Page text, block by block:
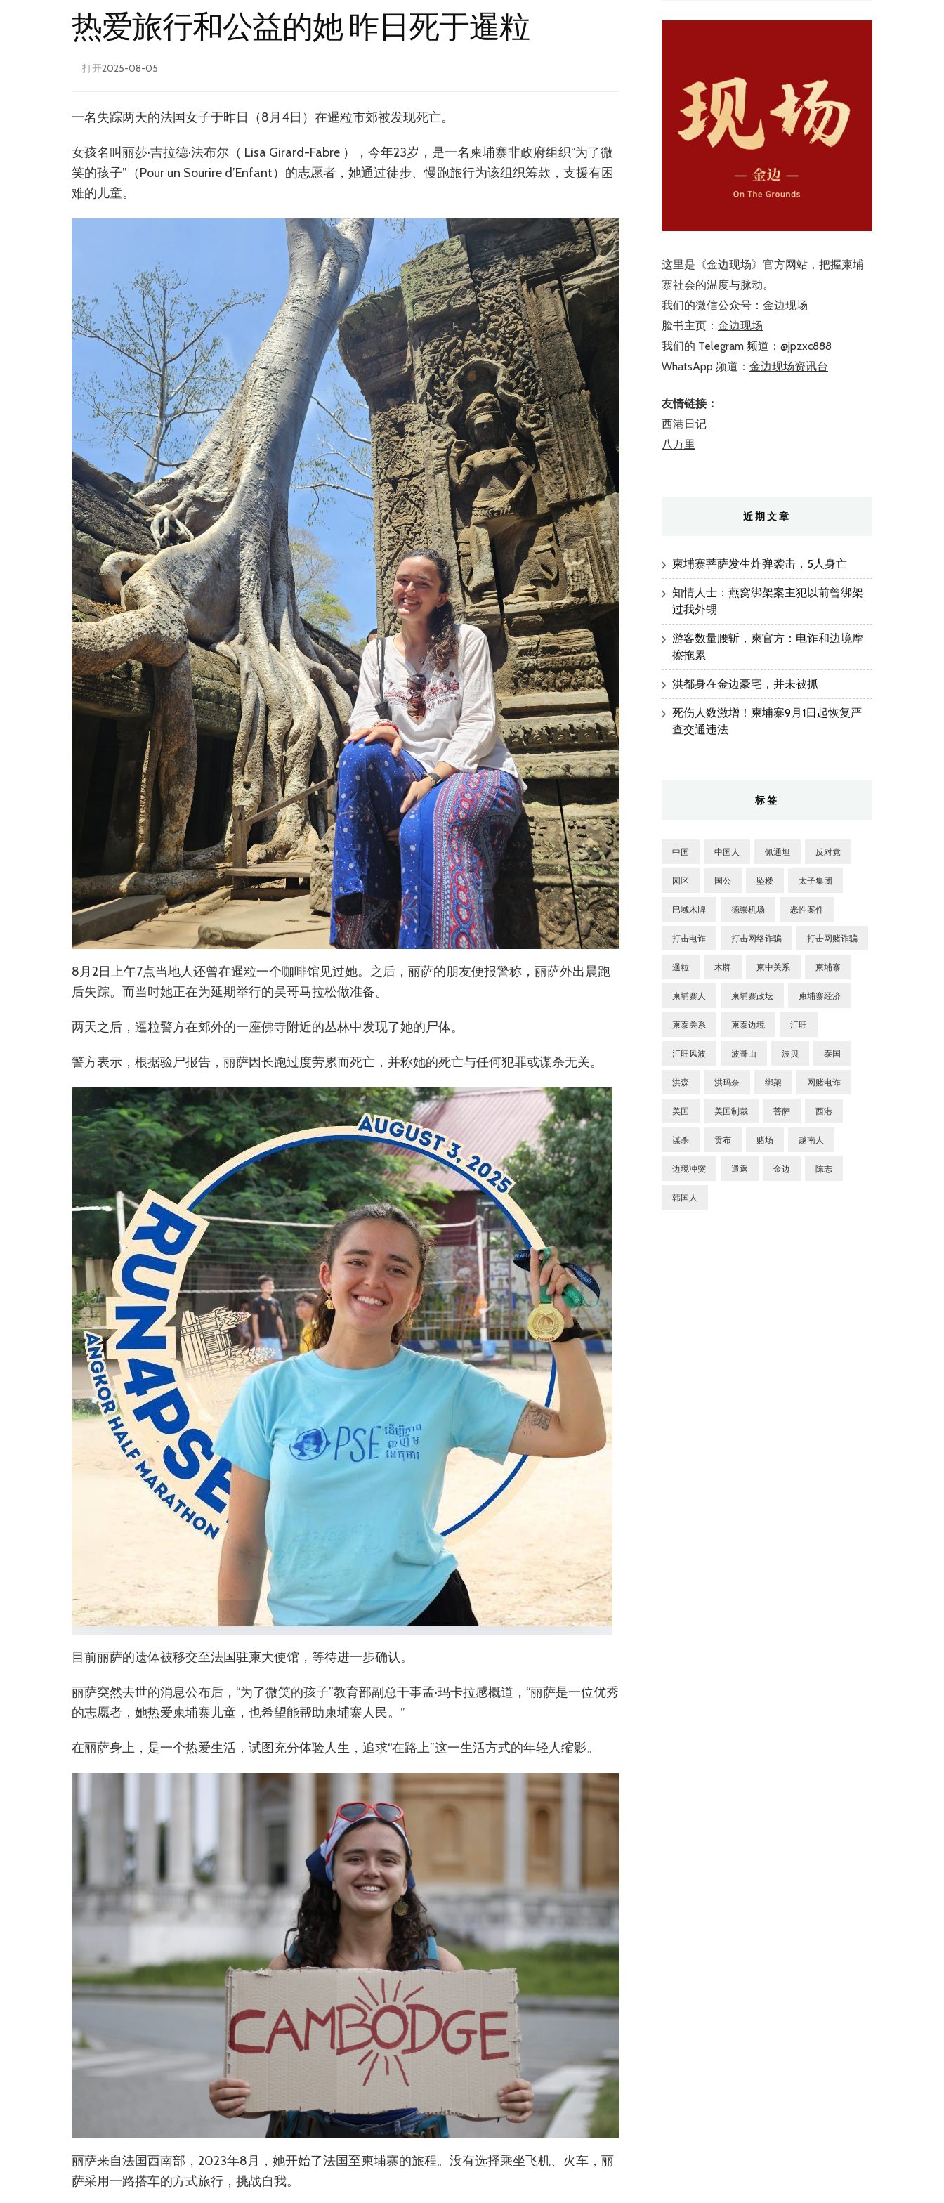
热爱旅行和公益的她 昨日死于暹粒
打开2025-08-05
一名失踪两天的法国女子于昨日（8月4日）在暹粒市郊被发现死亡。
女孩名叫丽莎·吉拉德·法布尔（ Lisa Girard-Fabre ），今年23岁，是一名柬埔寨非政府组织“为了微
笑的孩子”（Pour un Sourire d’Enfant）的志愿者，她通过徒步、慢跑旅行为该组织筹款，支援有困
难的儿童。
8月2日上午7点当地人还曾在暹粒一个咖啡馆见过她。之后，丽萨的朋友便报警称，丽萨外出晨跑
后失踪。而当时她正在为延期举行的吴哥马拉松做准备。
两天之后，暹粒警方在郊外的一座佛寺附近的丛林中发现了她的尸体。
警方表示，根据验尸报告，丽萨因长跑过度劳累而死亡，并称她的死亡与任何犯罪或谋杀无关。
目前丽萨的遗体被移交至法国驻柬大使馆，等待进一步确认。
丽萨突然去世的消息公布后，“为了微笑的孩子”教育部副总干事孟·玛卡拉感概道，“丽萨是一位优秀
的志愿者，她热爱柬埔寨儿童，也希望能帮助柬埔寨人民。”
在丽萨身上，是一个热爱生活，试图充分体验人生，追求“在路上”这一生活方式的年轻人缩影。
丽萨来自法国西南部，2023年8月，她开始了法国至柬埔寨的旅程。没有选择乘坐飞机、火车，丽
萨采用一路搭车的方式旅行，挑战自我。
这里是《金边现场》官方网站，把握柬埔
寨社会的温度与脉动。
我们的微信公众号：金边现场
脸书主页： 金边现场
我们的 Telegram 频道： @jpzxc888
WhatsApp 频道： 金边现场资讯台
友情链接：
西港日记
八万里
近期文章
柬埔寨菩萨发生炸弹袭击，5人身亡
知情人士：燕窝绑架案主犯以前曾绑架
过我外甥
游客数量腰斩，柬官方：电诈和边境摩
擦拖累
洪都身在金边豪宅，并未被抓
死伤人数激增！柬埔寨9月1日起恢复严
查交通违法
标签
中国 中国人 佩通坦 反对党
园区 国公 坠楼 太子集团
巴域木牌 德崇机场 恶性案件
打击电诈 打击网络诈骗 打击网赌诈骗
暹粒 木牌 柬中关系 柬埔寨
柬埔寨人 柬埔寨政坛 柬埔寨经济
柬泰关系 柬泰边境 汇旺
汇旺风波 波哥山 波贝 泰国
洪森 洪玛奈 绑架 网赌电诈
美国 美国制裁 菩萨 西港
谋杀 贡布 赌场 越南人
边境冲突 遣返 金边 陈志
韩国人